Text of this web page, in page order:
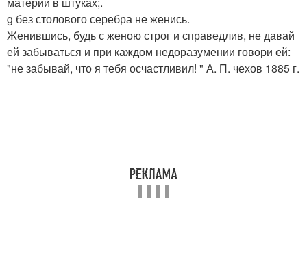
g без столового серебра не женись.
Женившись, будь с женою строг и справедлив, не давай
ей забываться и при каждом недоразумении говори ей:
"не забывай, что я тебя осчастливил! " А. П. чехов 1885 г.